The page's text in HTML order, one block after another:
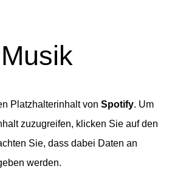
Platzhalterinhalt von Spotify. Um
zuzugreifen, klicken Sie auf den
Sie, dass dabei Daten an
werden.